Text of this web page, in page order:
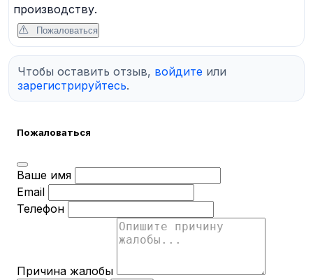
производству.
Пожаловаться
Чтобы оставить отзыв, войдите или
зарегистрируйтесь.
Пожаловаться
Ваше имя
Email
Телефон
Причина жалобы